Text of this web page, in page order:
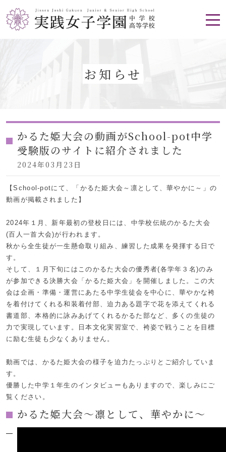
お知らせ
かるた姫大会の動画がSchool-pot中学
受験版のサイトに紹介されました
2024年03月23日
【School-potにて、「かるた姫大会～凛として、華やかに～」の
動画が掲載されました】
2024年１月、新年最初の登校日には、中学校伝統のかるた大会
(百人一首大会)が行われます。
秋から全生徒が一生懸命取り組み、練習した成果を発揮する日で
す。
そして、１月下旬にはこのかるた大会の優秀者(各学年３名)のみ
が参加できる決勝大会「かるた姫大会」を開催しました。この大
会は企画・準備・運営にあたる中学生徒会を中心に、華やかな袴
を着付けてくれる和装着付部、迫力ある題字で花を添えてくれる
書道部、本格的に詠みあげてくれるかるた部など、多くの生徒の
力で実現しています。日本文化実習室で、袴姿で戦うことを目標
に励む生徒も少なくありません。
動画では、かるた姫大会の様子を迫力たっぷりとご紹介していま
す。
優勝した中学１年生のインタビューもありますので、楽しみにご
覧ください。
かるた姫大会～凛として、華やかに～